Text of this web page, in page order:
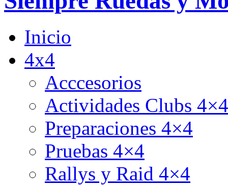
Inicio
4x4
Acccesorios
Actividades Clubs 4×4
Preparaciones 4×4
Pruebas 4×4
Rallys y Raid 4×4